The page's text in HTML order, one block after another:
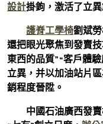
設計掛鉤，激活了立
護脊工學椅劉斌
還把眼光聚焦到發賣
東西的品質”“客戶體
立異，并以加油站片
銷程度晉陞。
中國石油廣西發